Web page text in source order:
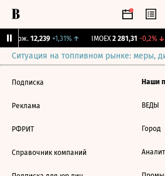
Бирж. 12,239 +1,31%↑ IMOEX 2 281,31 -0,2%↓
Ситуация на топливном рынке: меры,
Подписка
Реклама
РФРИТ
Справочник компаний
Наши
ВЕДЫ
Город